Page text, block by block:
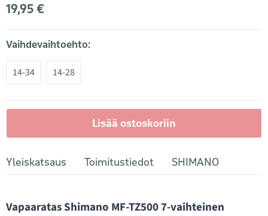
19,95 €
Vaihdevaihtoehto:
14-34 14-28
Lisää ostoskoriin
Yleiskatsaus Toimitustiedot SHIMANO
Vapaaratas Shimano MF-TZ500 7-vaihteinen